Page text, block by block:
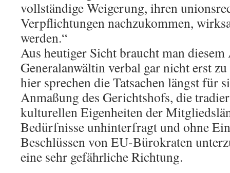
vollständige Weigerung, ihren
Verpflichtungen nachzukommen,
werden.“
Aus heutiger Sicht braucht man
Generalanwältin verbal gar nicht erst
hier sprechen die Tatsachen längst für
Anmaßung des Gerichtshofs, die
kulturellen Eigenheiten der
Bedürfnisse unhinterfragt und ohne
Beschlüssen von EU-Bürokraten
eine sehr gefährliche Richtung.